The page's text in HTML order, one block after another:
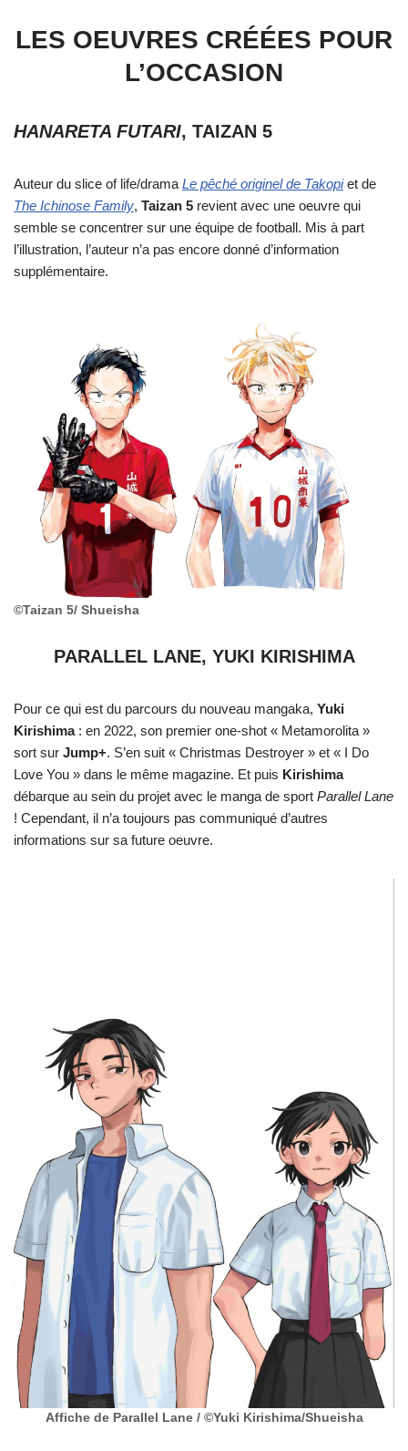
LES OEUVRES CRÉÉES POUR
L’OCCASION
HANARETA FUTARI, TAIZAN 5
Auteur du slice of life/drama Le pêché originel de Takopiet de
The Ichinose Family, Taizan 5 revient avec une oeuvre qui
semble se concentrer sur une équipe de football. Mis à part
l’illustration, l’auteur n’a pas encore donné d’information
supplémentaire.
©︎Taizan 5/ Shueisha
PARALLEL LANE, YUKI KIRISHIMA
Pour ce qui est du parcours du nouveau mangaka, Yuki
Kirishima: en 2022, son premier one-shot « Metamorolita »
sort sur Jump+. S’en suit « Christmas Destroyer » et « I Do
Love You » dans le même magazine. Et puis Kirishima
débarque au sein du projet avec le manga de sport Parallel Lane
! Cependant, il n’a toujours pas communiqué d’autres
informations sur sa future oeuvre.
Affiche de Parallel Lane / ©︎Yuki Kirishima/Shueisha